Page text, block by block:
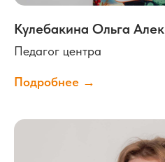
Кулебакина Ольга
Педагог центра
Подробнее →